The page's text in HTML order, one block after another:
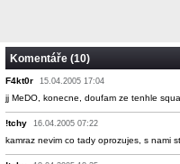
Komentáře (10)
F4kt0r 15.04.2005 17:04
jj MeDO, konecne, doufam ze tenhle
!tchy 16.04.2005 07:22
kamraz nevim co tady oprozujes, s nami